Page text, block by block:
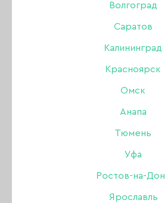
Волгоград
Саратов
Калининград
Красноярск
Омск
Анапа
Тюмень
Уфа
Ростов-на-
Ярославль
Brilliant line 02,